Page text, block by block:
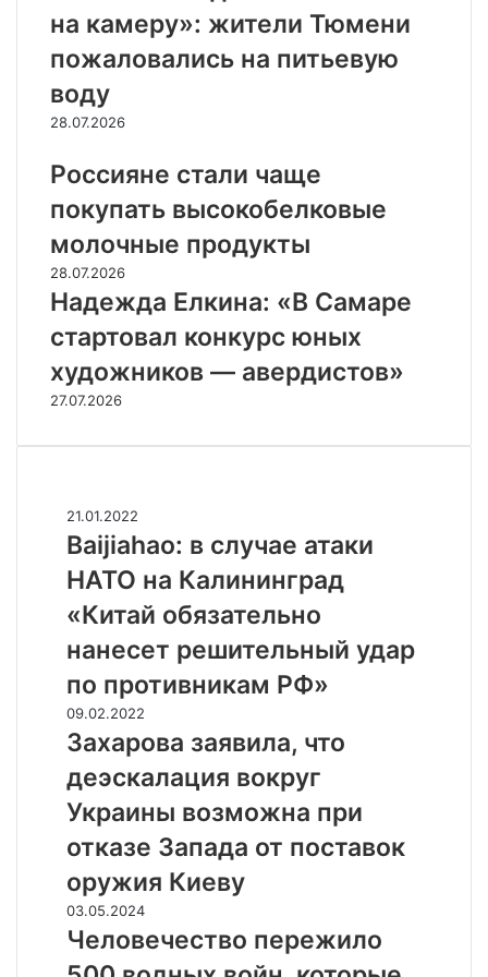
на камеру»: жители Тюмени
пожаловались на питьевую
воду
28.07.2026
Россияне стали чаще
покупать высокобелковые
молочные продукты
28.07.2026
Надежда Елкина: «В Самаре
стартовал конкурс юных
художников — авердистов»
27.07.2026
B
a
h
a
o
:
в
л
у
а
е
а
т
21.01.2022
Baijiahao: в случае атаки
НАТО на Калининград
«Китай обязательно
нанесет решительный удар
по противникам РФ»
З
а
а
р
о
в
а
з
а
я
в
09.02.2022
Захарова заявила, что
деэскалация вокруг
Украины возможна при
отказе Запада от поставок
оружия Киеву
Ч
е
03.05.2024
Человечество пережило